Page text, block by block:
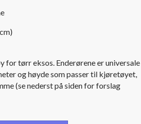
for tørr eksos. Enderørene er universale
og høyde som passer til kjøretøyet,
(se nederst på siden for forslag